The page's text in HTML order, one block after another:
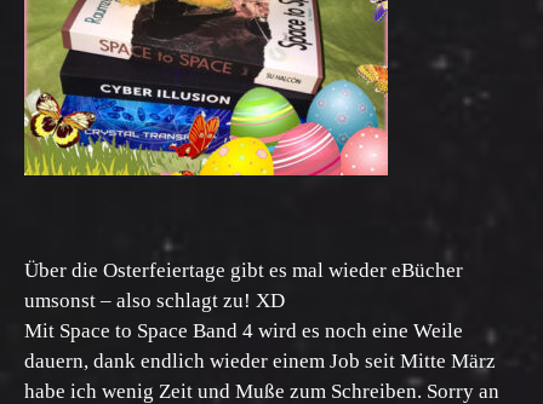
Über die Osterfeiertage gibt es mal wieder eBücher
umsonst – also schlagt zu! XD
Mit Space to Space Band 4 wird es noch eine Weile
dauern, dank endlich wieder einem Job seit Mitte März
habe ich wenig Zeit und Muße zum Schreiben. Sorry an